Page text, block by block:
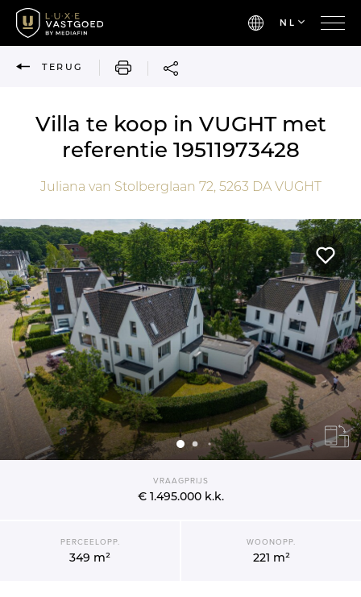
NL
TERUG AFDRUKKEN
Villa te koop in VUGHT met
referentie 19511973428
Juliana van Stolberglaan 72, 5263 DAVUGHT
VRAAGPRIJS
€ 1.495.000k.k.
PERCEELOPP.
349 m²
WOONOPP.
221 m²